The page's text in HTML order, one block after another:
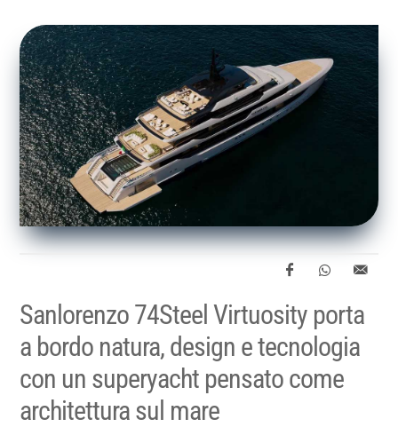
Sanlorenzo 74Steel Virtuosity porta
a bordo natura, design e tecnologia
con un superyacht pensato come
architettura sul mare